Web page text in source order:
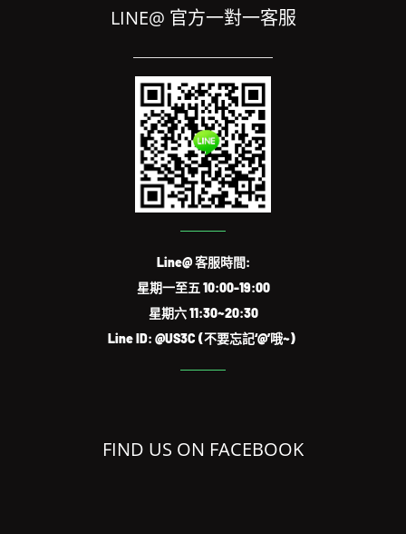
LINE@ 官方一對一客服
Line@ 客服時間:
星期一至五 10:00-19:00
星期六 11:30~20:30
Line ID: @US3C (不要忘記‘@’哦~)
FIND US ON FACEBOOK